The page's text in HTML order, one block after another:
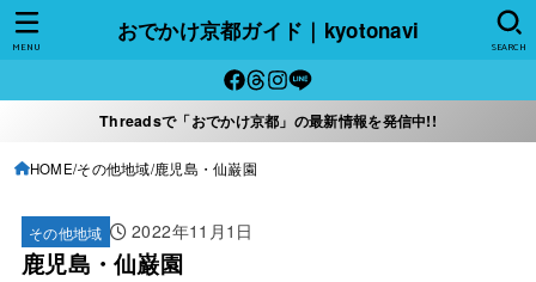
おでかけ京都ガイド｜kyotonavi
SEARCH
MENU
Threadsで「おでかけ京都」の最新情報を発信中!!
HOME その他地域 鹿児島・仙巌園
その他地域 2022年11月1日
鹿児島・仙巌園